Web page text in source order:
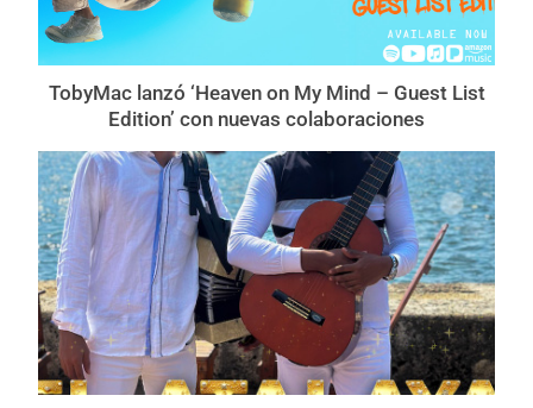
TobyMac lanzó ‘Heaven on My Mind – Guest List
Edition’ con nuevas colaboraciones